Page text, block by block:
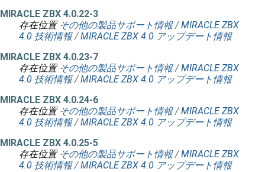
MIRACLE ZBX 4.0.22-3
存在位置 その他の製品サポート情報 /MIRACLE ZBX
4.0 技術情報 /MIRACLE ZBX 4.0 アップデート情報
MIRACLE ZBX 4.0.23-7
存在位置 その他の製品サポート情報 /MIRACLE ZBX
4.0 技術情報 /MIRACLE ZBX 4.0 アップデート情報
MIRACLE ZBX 4.0.24-6
存在位置 その他の製品サポート情報 /MIRACLE ZBX
4.0 技術情報 /MIRACLE ZBX 4.0 アップデート情報
MIRACLE ZBX 4.0.25-5
存在位置 その他の製品サポート情報 /MIRACLE ZBX
4.0 技術情報 /MIRACLE ZBX 4.0 アップデート情報